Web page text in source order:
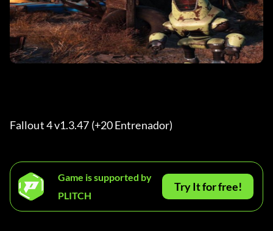
Fallout 4 v1.3.47 (+20 Entrenador)
Game is supported by
PLITCH
Try It for free!